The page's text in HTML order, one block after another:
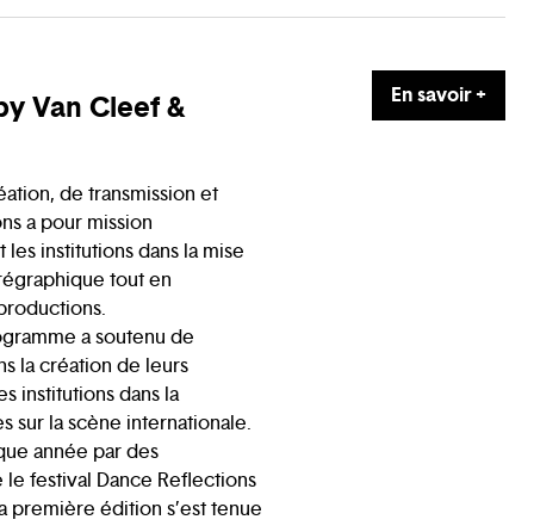
Van Cleef &
de transmission et
a pour mission
institutions dans la mise
tout en
a soutenu de
la création de leurs
institutions dans la
sur la scène internationale.
année par des
festival Dance Reflections
première édition s’est tenue
En savoir +